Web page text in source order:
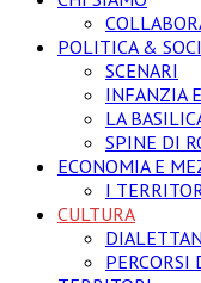
POLITICA &
SCENARI
INFANZIA
LA
SPINE DI
ECONOMIA E
I
CULTURA
PERCORSI